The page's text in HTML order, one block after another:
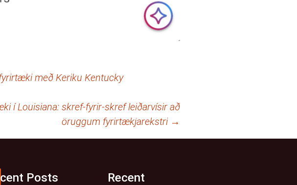
með Keriku Kentucky
í Louisiana: skref-fyrir-skref leiðarvísir að
öruggum fyrirtækjarekstri →
Posts
Recent